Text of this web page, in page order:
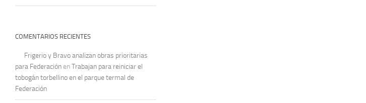
COMENTARIOS RECIENTES
Frigerio y Bravo analizan obras prioritarias
para Federación enTrabajan para reiniciar el
tobogán torbellino en el parque termal de
Federación